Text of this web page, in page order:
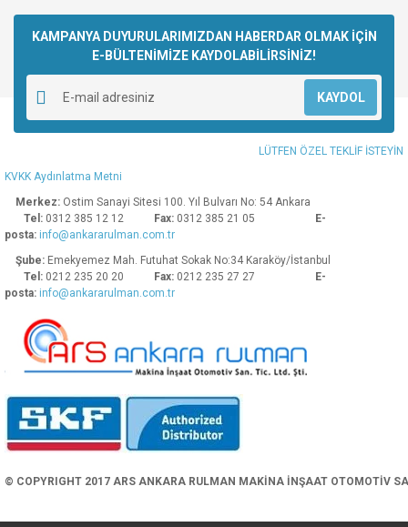
Yorum Yaz
kullanarak tarafımıza iletebilirsiniz.
Görüş ve önerileriniz için teşekkür ederiz.
Ürün resmi kalitesiz, bozuk veya görüntülenemiyor.
Ürün açıklamasında eksik bilgiler bulunuyor.
Ürün bilgilerinde hatalar bulunuyor.
Ürün fiyatı diğer sitelerden daha pahalı.
Bu ürüne benzer farklı alternatifler olmalı.
KAMPANYA DUYURULARIMIZDAN HABERDAR OLMAK İÇİN
E-BÜLTENİMİZE KAYDOLABİLİRSİNİZ!
KAYDOL
LÜTFEN ÖZEL TEKLİF İSTEYİN
KVKK Aydınlatma Metni
Merkez: Ostim Sanayi Sitesi 100. Yıl Bulvarı No: 54 Ankara
Tel: 0312 385 12 12 Fax: 0312 385 21 05
E-
posta: info@ankararulman.com.tr
Şube: Emekyemez Mah. Futuhat Sokak No:34 Karaköy/İstanbul
Tel: 0212 235 20 20 Fax: 0212 235 27 27
E-
posta: info@ankararulman.com.tr
© COPYRIGHT 2017 ARS ANKARA RULMAN MAKİNA İNŞAAT OTOMOTİV